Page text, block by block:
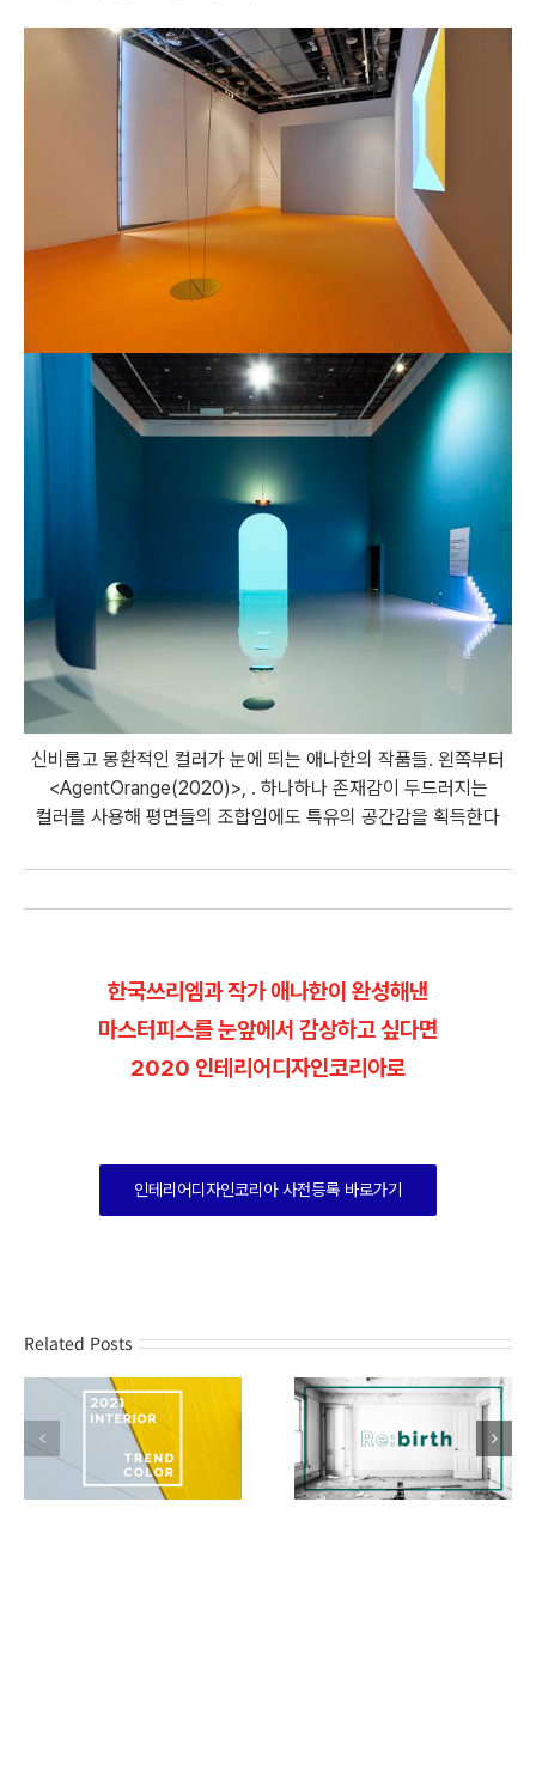
신비롭고 몽환적인 컬러가 눈에 띄는 애나한의 작품들. 왼쪽부터
<AgentOrange(2020)>, . 하나하나 존재감이 두드러지는
컬러를 사용해 평면들의 조합임에도 특유의 공간감을 획득한다
한국쓰리엠과 작가 애나한이 완성해낸
마스터피스를 눈앞에서 감상하고 싶다면
2020 인테리어디자인코리아로
인테리어디자인코리아 사전등록 바로가기
Related Posts